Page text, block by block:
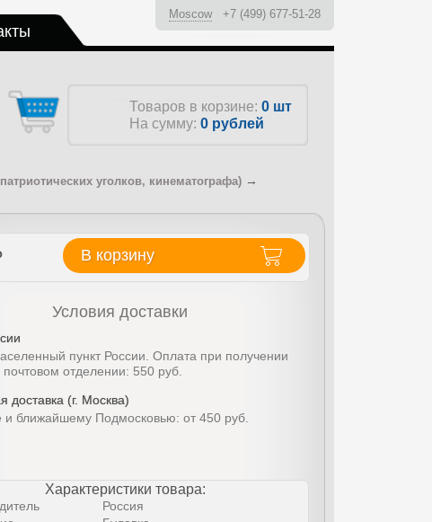
Moscow +7 (499) 677-51-28
Товаров в корзине: 0 шт
На сумму: 0 рублей
уголков, кинематографа) →
В корзину
Условия доставки
пункт России. Оплата при получении
отделении: 550 руб.
доставка (г. Москва)
и ближайшему Подмосковью: от 450 руб.
Характеристики товара:
Россия